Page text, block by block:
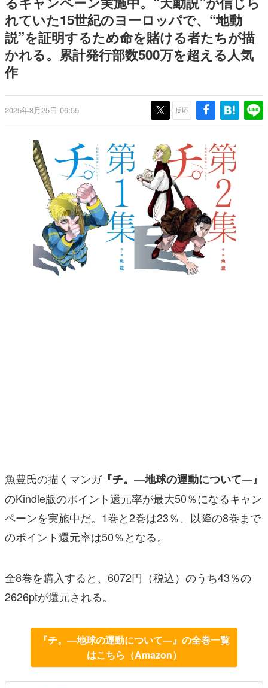
の形をした短編ホラー小説集です。
新世代に訊く
これからのデジタルゲーム市場を担う若きクリエイター達
の姿を追い、彼らのルーツと情熱を探っていきます。
日本のコンテンツ産業やカルチャーに与えた影響を探る企
画です。
ルを網羅するほか、開発者へのインタビューや識者による
解説を掲載。約20年の歴史が一望できる決定版！
若ゲのいたり〜ゲームクリエイターの青春〜
『うつヌケ』『ペンと箸』等で知られるマンガ家・田中圭
一先生によるゲーム業界レポートマンガです。
なんでゲームは面白い？
ゲーム開発者・hamatsu氏がゲームの魅力を画面や操作の
具体的な形から解き明かしていく、硬派で骨太な評論連載
です。
ゲームが変えた日本語
電ファミニコゲーマーとは？
運営：株式会社マレ
れていた15世紀のヨーロッパで、“地動
説”を証明するため命を賭ける者たちが描
かれる。累計発行部数500万を超える人気
作
2025年3月25日 06:55 反応
魚豊氏の描くマンガ『チ。―地球の運動について―』
のKindle版のポイント還元率が最大50％になるキャン
ペーンを実施中だ。1巻と2巻は23％、以降の8巻まで
のポイント還元率は50％となる。
全8巻を購入すると、6072円（税込）のうち43％の
2626ptが還元される。
『チ。―地球の運動について―』の全巻一覧
はこちら（Amazon）